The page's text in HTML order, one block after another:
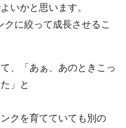
いかと思います。
クに絞って成長させるこ
、「あぁ、あのときこっ
」と
クを育てていても別の